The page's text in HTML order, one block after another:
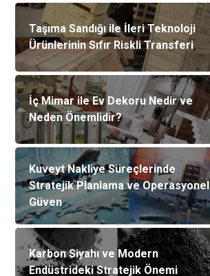
Taşıma Sandığı ile İleri Teknoloji
Ürünlerinin Sıfır Riskli Transferi
İç Mimar ile Ev Dekoru Nedir ve
Neden Önemlidir?
Kuveyt Nakliye Süreçlerinde
Stratejik Planlama ve Operasyonel
Güven
Karbon Siyahı ve Modern
Endüstrideki Stratejik Önemi